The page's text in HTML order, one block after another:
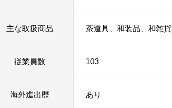
主な取扱商品 茶道具、和装品、和雑貨
従業員数 103
海外進出歴 あり